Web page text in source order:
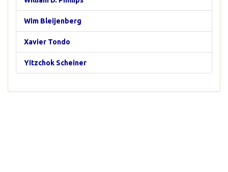
Wim Bleijenberg
Xavier Tondo
Yitzchok Scheiner